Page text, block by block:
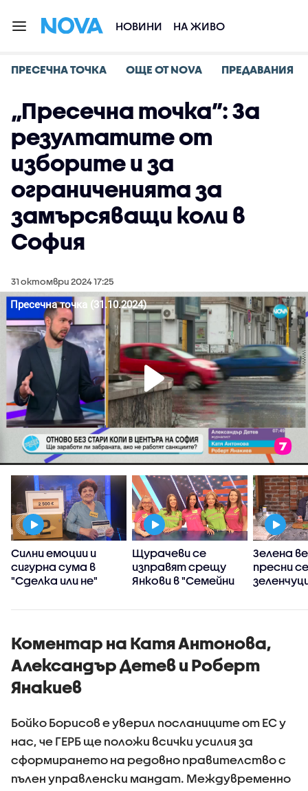
НОВИНИ НА ЖИВО
ПРЕСЕЧНА ТОЧКА ОЩЕ ОТ NOVA ПРЕДАВАНИЯ
„Пресечна точка”: За
резултатите от
изборите и за
ограниченията за
замърсяващи коли в
София
31 октомври 2024 17:25
Силни емоции и
сигурна сума в
"Сделка или не"
Щурачеви се
изправят срещу
Янкови в "Семейни
Зелена
пресни
Коментар на Катя Антонова,
Александър Детев и Роберт
Янакиев
Бойко Борисов е уверил посланиците от ЕС у
нас, че ГЕРБ ще положи всички усилия за
сформирането на редовно правителство с
пълен управленски мандат. Междувременно